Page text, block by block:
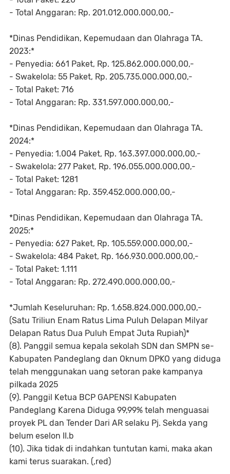
- Total Anggaran: Rp. 201.012.000.000,00,-
*Dinas Pendidikan, Kepemudaan dan Olahraga TA.
2023:*
- Penyedia: 661 Paket, Rp. 125.862.000.000,00,-
- Swakelola: 55 Paket, Rp. 205.735.000.000,00,-
- Total Paket: 716
- Total Anggaran: Rp. 331.597.000.000,00,-
*Dinas Pendidikan, Kepemudaan dan Olahraga TA.
2024:*
- Penyedia: 1.004 Paket, Rp. 163.397.000.000,00,-
- Swakelola: 277 Paket, Rp. 196.055.000.000,00,-
- Total Paket: 1281
- Total Anggaran: Rp. 359.452.000.000,00,-
*Dinas Pendidikan, Kepemudaan dan Olahraga TA.
2025:*
- Penyedia: 627 Paket, Rp. 105.559.000.000,00,-
- Swakelola: 484 Paket, Rp. 166.930.000.000,00,-
- Total Paket: 1.111
- Total Anggaran: Rp. 272.490.000.000,00,-
*Jumlah Keseluruhan: Rp. 1.658.824.000.000,00,-
(Satu Triliun Enam Ratus Lima Puluh Delapan Milyar
Delapan Ratus Dua Puluh Empat Juta Rupiah)*
(8). Panggil semua kepala sekolah SDN dan SMPN se-
Kabupaten Pandeglang dan Oknum DPKO yang diduga
telah menggunakan uang setoran pake kampanya
pilkada 2025
(9). Panggil Ketua BCP GAPENSI Kabupaten
Pandeglang Karena Diduga 99,99% telah menguasai
proyek PL dan Tender Dari AR selaku Pj. Sekda yang
belum eselon II.b
(10). Jika tidak di indahkan tuntutan kami, maka akan
kami terus suarakan. (,red)